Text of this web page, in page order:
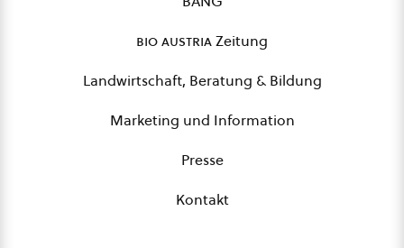
bio austriaZeitung
Landwirtschaft, Beratung & Bildung
Marketing und Information
Presse
Kontakt